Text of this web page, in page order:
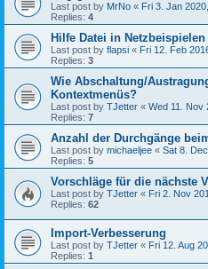
Last post by MrNo « Fri 3. Jan
Replies: 4
Hilfe Datei in Netzbeispielen
Last post by flapsi « Fri 12. Feb
Replies: 3
Wie Abschaltung/
Kontextmenüs?
Last post by TJetter « Wed 11. Nov
Replies: 7
Anzahl der Durchgänge
Last post by michaeljee « Sat 8.
Replies: 5
Vorschläge für die nächste
Last post by TJetter « Fri 2. Nov
Replies: 62
Import-Verbesserung
Last post by TJetter « Fri 12. Aug
Replies: 1